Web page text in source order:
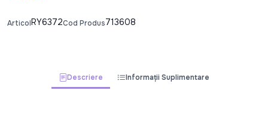
ArticolRY6372Cod Produs713608
Descriere Informații Suplimentare